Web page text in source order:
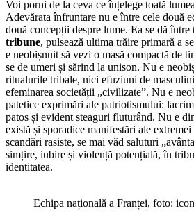
Voi porni de la ceva ce înțelege toată
Adevărata înfruntare nu e între cele două
două concepții despre lume. Ea se dă între
tribune, pulsează ultima trăire primară a
e neobișnuit să vezi o masă compactă de
se de umeri și sărind la unison. Nu e
ritualurile tribale, nici efuziuni de
efeminarea societății „civilizate”. Nu e
patetice exprimări ale patriotismului:
patos și evident steaguri fluturând. Nu e
există și sporadice manifestări ale extremei
scandări rasiste, se mai văd saluturi
simțire, iubire și violență potențială, în
identitatea.
Echipa națională a Franței, foto: